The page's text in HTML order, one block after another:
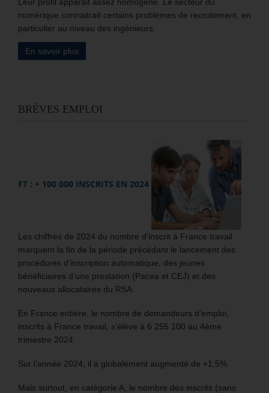
numérique connaitrait certains problèmes de recrutement, en
particulier au niveau des ingénieurs.
En savoir plus
BRÈVES EMPLOI
FT : + 100 000 INSCRITS EN 2024
Les chiffres de 2024 du nombre d’inscrit à France travail
marquent la fin de la période précédant le lancement des
procédures d’inscription automatique, des jeunes
bénéficiaires d’une prestation (Pacea et CEJ) et des
nouveaux allocataires du RSA.
En France entière, le nombre de demandeurs d’emploi,
inscrits à France travail, s’élève à 6 255 100 au 4ème
trimestre 2024.
Sur l’année 2024, il a globalement augmenté de +1,5%.
Mais surtout, en catégorie A, le nombre des inscrits (sans